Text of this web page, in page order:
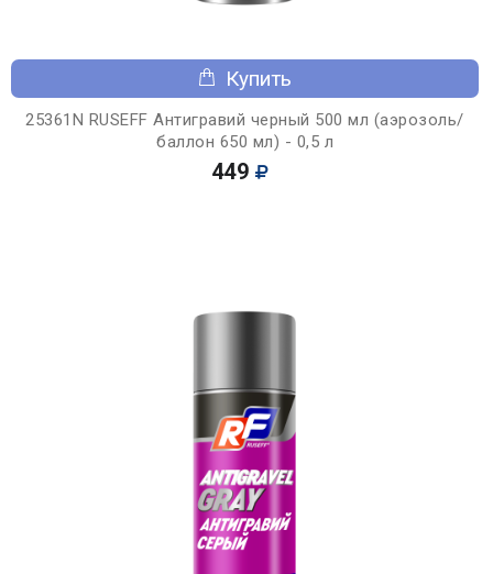
Купить
25361N RUSEFF Антигравий черный 500 мл (аэрозоль/
баллон 650 мл) - 0,5 л
449